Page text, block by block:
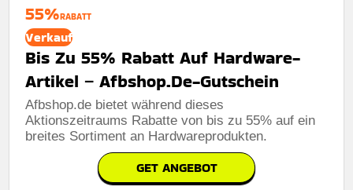
55%RABATT
Verkauf
Bis Zu 55% Rabatt Auf Hardware-
Artikel – Afbshop.De-Gutschein
Afbshop.de bietet während dieses
Aktionszeitraums Rabatte von bis zu 55% auf ein
breites Sortiment an Hardwareprodukten.
GET ANGEBOT